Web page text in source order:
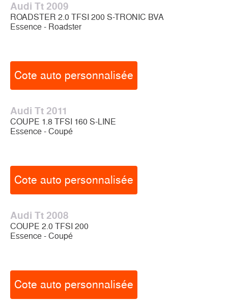
Audi Tt 2009
ROADSTER 2.0 TFSI 200 S-TRONIC BVA
Essence - Roadster
Cote auto personnalisée
Audi Tt 2011
COUPE 1.8 TFSI 160 S-LINE
Essence - Coupé
Cote auto personnalisée
Audi Tt 2008
COUPE 2.0 TFSI 200
Essence - Coupé
Cote auto personnalisée